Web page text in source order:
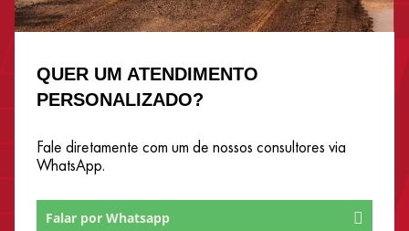
QUER UM ATENDIMENTO
PERSONALIZADO?
Fale diretamente com um de nossos consultores via
WhatsApp.
Falar por Whatsapp